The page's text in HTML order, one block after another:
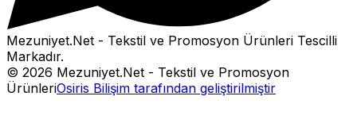
Mezuniyet.Net - Tekstil ve Promosyon Ürünleri Tescilli
Markadır.
© 2026 Mezuniyet.Net - Tekstil ve Promosyon
ÜrünleriOsiris Bilişim tarafından geliştirilmiştir